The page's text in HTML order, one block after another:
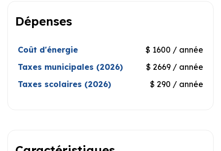
Dépenses
Coût d'énergie
$ 1600 / année
Taxes municipales (2026)
$ 2669 / année
Taxes scolaires (2026)
$ 290 / année